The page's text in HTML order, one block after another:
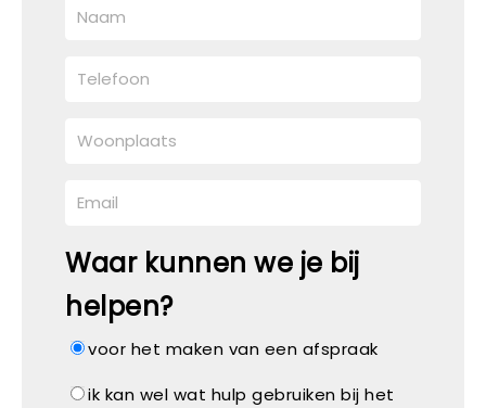
Waar kunnen we je bij
helpen?
voor het maken van een afspraak
ik kan wel wat hulp gebruiken bij het